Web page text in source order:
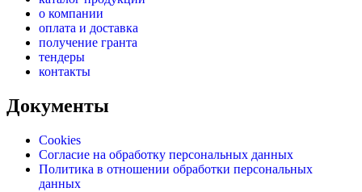
о компании
оплата и доставка
получение гранта
тендеры
контакты
Документы
Cookies
Согласие на обработку персональных данных
Политика в отношении обработки персональных
данных